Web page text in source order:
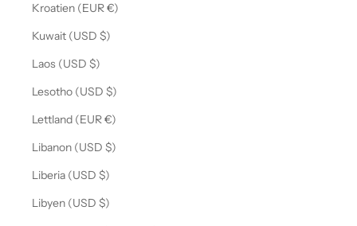
Kroatien (EUR €)
Kuwait (USD $)
Laos (USD $)
Lesotho (USD $)
Lettland (EUR €)
Libanon (USD $)
Liberia (USD $)
Libyen (USD $)